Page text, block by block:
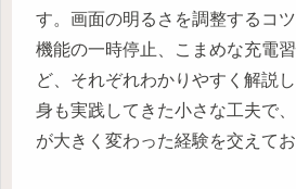
す。画面の明るさを調整するコ
機能の一時停止、こまめな充電
ど、それぞれわかりやすく解説
身も実践してきた小さな工夫で
が大きく変わった経験を交えてお